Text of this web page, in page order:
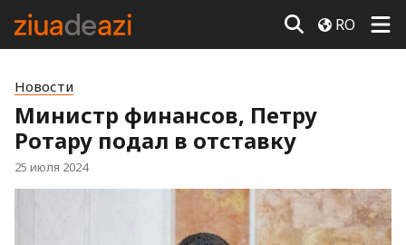
RO
Новости
Министр финансов, Петру
Ротару подал в отставку
25 июля 2024